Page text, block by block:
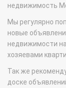
недвижимость
Мы регулярно
новые
недвижимости
хозяевами
Так же
доске